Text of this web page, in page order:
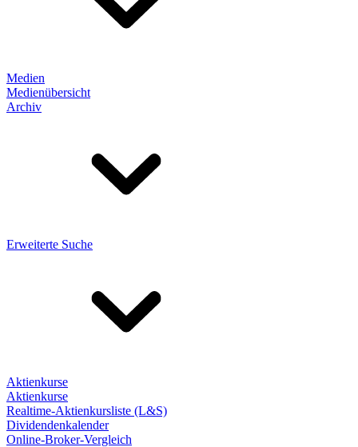
Medien
Medienübersicht
Archiv
Erweiterte Suche
Aktienkurse
Aktienkurse
Realtime-Aktienkursliste (L&S)
Dividendenkalender
Online-Broker-Vergleich